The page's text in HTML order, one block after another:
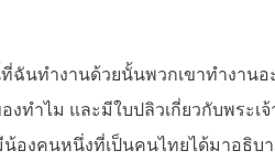
นทำงานด้วยนั้นพวกเขาทำงานอ
ทำไม และมีใบปลิวเกี่ยวกับพระเ
องคนหนึ่งที่เป็นคนไทยได้มาอธิบา